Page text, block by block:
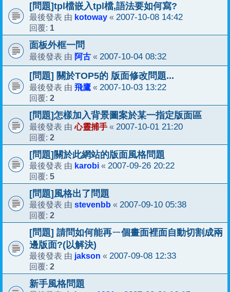
[問題]tpl檔嵌入tpl檔,語法要如何寫?
最後發表 由 kotoway « 2007-10-08 14:42
回覆: 1
面板外框一問
最後發表 由 阿古 « 2007-10-04 08:32
[問題] 關於TOP5的 版面修改問題...
最後發表 由 飛鷹 « 2007-10-03 13:22
回覆: 2
[問題]怎樣加入背景圖案於某一指定版面區
最後發表 由心靈捕手 « 2007-10-01 21:20
回覆: 2
[問題]關於此網站的版面風格問題
最後發表 由 karobi « 2007-09-26 20:22
回覆: 5
[問題]風格出了問題
最後發表 由 stevenbb « 2007-09-10 05:38
回覆: 2
[問題] 請問如何能再ㄧ個畫面裡面自動切割成兩
邊版面?(以解決)
最後發表 由 jakson « 2007-09-08 12:33
回覆: 2
新手風格問題